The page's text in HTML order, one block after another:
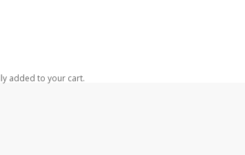
added to your cart.